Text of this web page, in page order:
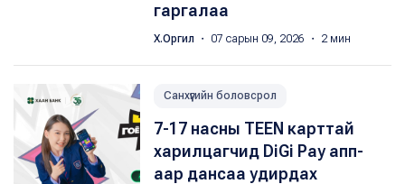
гаргалаа
Х.Оргил ・ 07 сарын 09, 2026 ・ 2 мин
Санхүүгийн боловсрол
7-17 насны TEEN карттай
харилцагчид DiGi Pay апп-
аар дансаа удирдах